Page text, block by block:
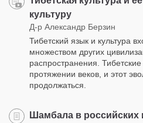
культуру
Д-р Александр Берзин
Тибетский язык и культура
множеством других
распространения.
протяжении веков, и этот
продолжаться.
Шамбала в российских